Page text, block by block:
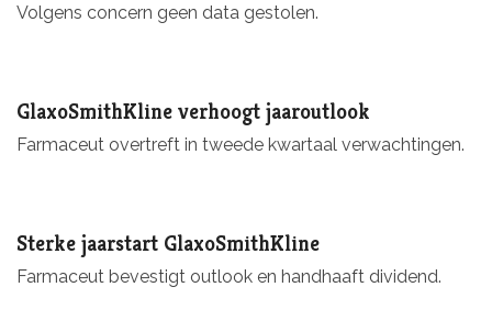
Volgens concern geen data gestolen.
GlaxoSmithKline verhoogt jaaroutlook
Farmaceut overtreft in tweede kwartaal verwachtingen.
Sterke jaarstart GlaxoSmithKline
Farmaceut bevestigt outlook en handhaaft dividend.